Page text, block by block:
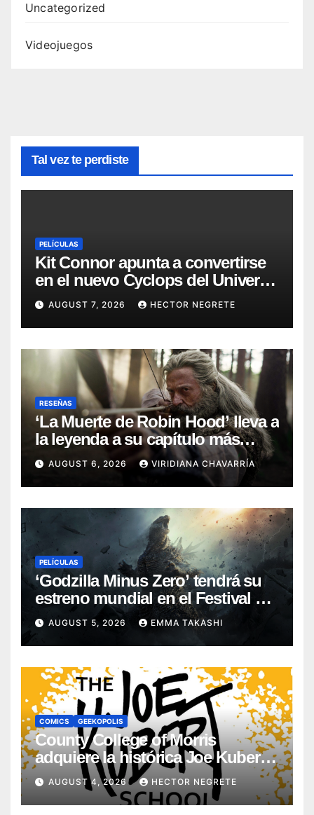
Uncategorized
Videojuegos
Tal vez te perdiste
PELÍCULAS
Kit Connor apunta a convertirse
en el nuevo Cyclops del Universo
Marvel
AUGUST 7, 2026 HECTOR NEGRETE
RESEÑAS
‘La Muerte de Robin Hood’ lleva a
la leyenda a su capítulo más
oscuro (Reseña)
AUGUST 6, 2026 VIRIDIANA CHAVARRÍA
PELÍCULAS
‘Godzilla Minus Zero’ tendrá su
estreno mundial en el Festival de
Cine de Nueva York
AUGUST 5, 2026 EMMA TAKASHI
COMICS GEEKOPOLIS
County College of Morris
adquiere la histórica Joe Kubert
School
AUGUST 4, 2026 HECTOR NEGRETE